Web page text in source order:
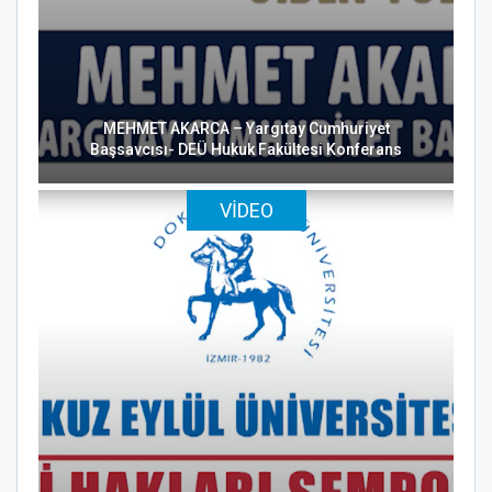
MEHMET AKARCA – Yargıtay Cumhuriyet
Başsavcısı- DEÜ Hukuk Fakültesi Konferans
VIDEO